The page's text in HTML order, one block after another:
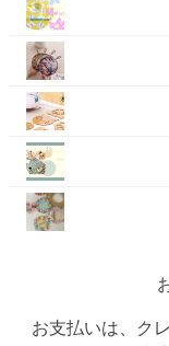
お支払いは、ク